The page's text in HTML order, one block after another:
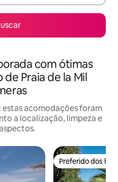
com ótimas
Praia de la Mil
estas acomodações foram
a localização, limpeza e
Preferido dos
Preferido dos